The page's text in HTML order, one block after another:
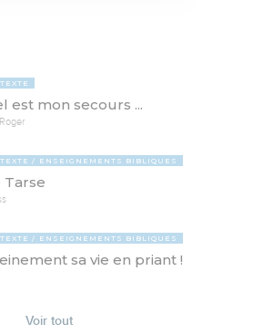
est mon secours ...
ENSEIGNEMENTS BIBLIQUES
Tarse
ENSEIGNEMENTS BIBLIQUES
sa vie en priant !
Voir tout